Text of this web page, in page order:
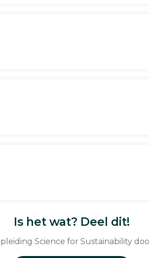
Is het wat? Deel dit!
Science for Sustainability